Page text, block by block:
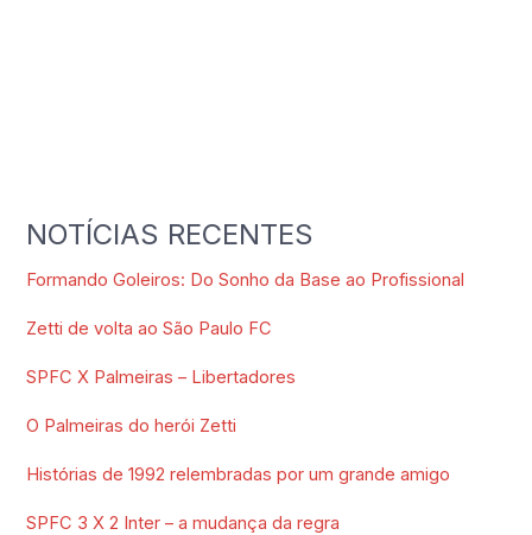
NOTÍCIAS RECENTES
Formando Goleiros: Do Sonho da Base ao Profissional
Zetti de volta ao São Paulo FC
SPFC X Palmeiras – Libertadores
O Palmeiras do herói Zetti
Histórias de 1992 relembradas por um grande amigo
SPFC 3 X 2 Inter – a mudança da regra